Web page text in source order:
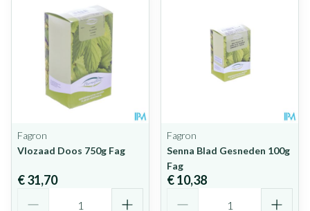
Fagron
Vlozaad Doos 750g Fag
€ 31,70
Fagron
Senna Blad Gesneden 100g
Fag
€ 10,38